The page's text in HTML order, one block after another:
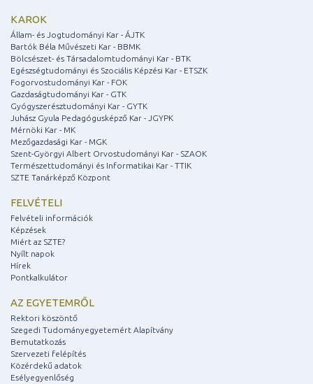
KAROK
Állam- és Jogtudományi Kar - ÁJTK
Bartók Béla Művészeti Kar - BBMK
Bölcsészet- és Társadalomtudományi Kar - BTK
Egészségtudományi és Szociális Képzési Kar - ETSZK
Fogorvostudományi Kar - FOK
Gazdaságtudományi Kar - GTK
Gyógyszerésztudományi Kar - GYTK
Juhász Gyula Pedagógusképző Kar - JGYPK
Mérnöki Kar - MK
Mezőgazdasági Kar - MGK
Szent-Györgyi Albert Orvostudományi Kar - SZAOK
Természettudományi és Informatikai Kar - TTIK
SZTE Tanárképző Központ
FELVÉTELI
Felvételi információk
Képzések
Miért az SZTE?
Nyílt napok
Hírek
Pontkalkulátor
AZ EGYETEMRŐL
Rektori köszöntő
Szegedi Tudományegyetemért Alapítvány
Bemutatkozás
Szervezeti felépítés
Közérdekű adatok
Esélyegyenlőség